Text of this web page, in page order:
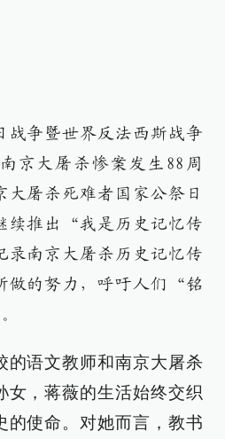
战争暨世界反法西斯战争
京大屠杀惨案发生88周
大屠杀死难者国家公祭日
续推出“我是历史记忆传
南京大屠杀历史记忆传
做的努力，呼吁人们“铭
的语文教师和南京大屠杀
女，蒋薇的生活始终交织
的使命。对她而言，教书